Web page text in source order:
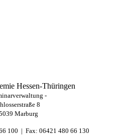
Hessen-Thüringen
-
8
Marburg
100 | Fax: 06421 480 66 130